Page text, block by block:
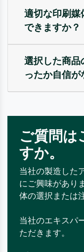
適切な印刷媒
できますか？
選択した商品
ったか自信が
ご質問は
すか。
当社の製造した
にご興味があり
体の選択または
当社のエキスパ
ただきます。